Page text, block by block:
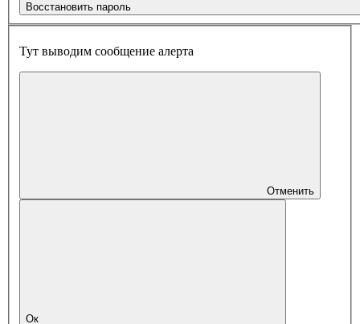
Восстановить пароль
Тут выводим сообщение алерта
Отменить
Ок